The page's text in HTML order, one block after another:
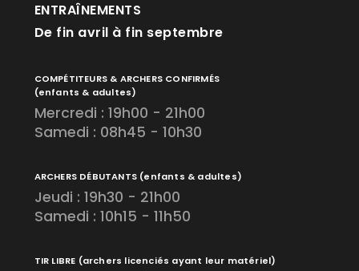
ENTRAÎNEMENTS
De fin avril à fin septembre
COMPÉTITEURS & ARCHERS CONFIRMÉS
(enfants & adultes)
Mercredi : 19h00 - 21h00
Samedi : 08h45 - 10h30
ARCHERS DÉBUTANTS (enfants & adultes)
Jeudi : 19h30 - 21h00
Samedi : 10h15 - 11h50
TIR LIBRE (archers licenciés ayant leur matériel)